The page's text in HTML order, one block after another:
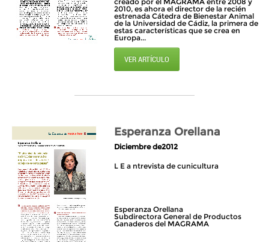
2010, es ahora el director de la recién
estrenada Cátedra de Bienestar Animal
de la Universidad de Cádiz, la primera de
estas características que se crea en
Europa...
VER ARTÍCULO
Esperanza Orellana
Diciembre de2012
L E a ntrevista de cunicultura
Esperanza Orellana
Subdirectora General de Productos
Ganaderos del MAGRAMA